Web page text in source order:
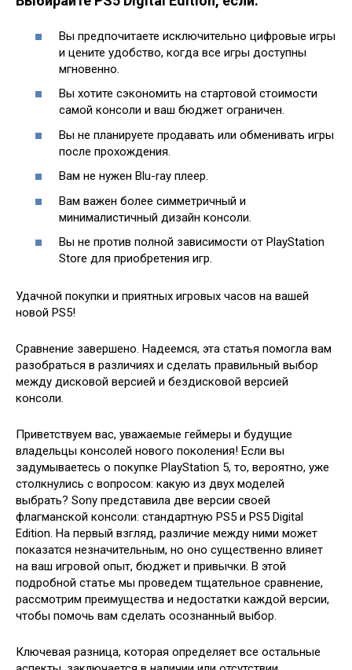
Вы предпочитаете исключительно цифровые игры
и цените удобство, когда все игры доступны
мгновенно.
Вы хотите сэкономить на стартовой стоимости
самой консоли и ваш бюджет ограничен.
Вы не планируете продавать или обменивать игры
после прохождения.
Вам не нужен Blu-ray плеер.
Вам важен более симметричный и
минималистичный дизайн консоли.
Вы не против полной зависимости от PlayStation
Store для приобретения игр.
Удачной покупки и приятных игровых часов на вашей
новой PS5!
Сравнение завершено. Надеемся, эта статья помогла вам
разобраться в различиях и сделать правильный выбор
между дисковой версией и бездисковой версией
консоли.
Приветствуем вас, уважаемые геймеры и будущие
владельцы консолей нового поколения! Если вы
задумываетесь о покупке PlayStation 5, то, вероятно, уже
столкнулись с вопросом: какую из двух моделей
выбрать? Sony представила две версии своей
флагманской консоли: стандартную PS5 и PS5 Digital
Edition. На первый взгляд, различие между ними может
показатся незначительным, но оно существенно влияет
на ваш игровой опыт, бюджет и привычки. В этой
подробной статье мы проведем тщательное сравнение,
рассмотрим преимущества и недостатки каждой версии,
чтобы помочь вам сделать осознанный выбор.
Ключевая разница, которая определяет все остальные